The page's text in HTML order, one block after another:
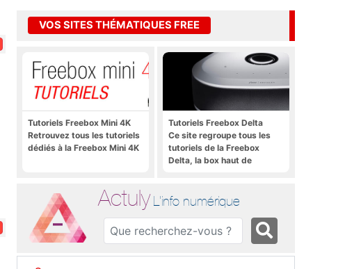
VOS SITES THÉMATIQUES FREE
Tutoriels Freebox Mini 4K
Retrouvez tous les tutoriels
dédiés à la Freebox Mini 4K
Tutoriels Freebox Delta
Ce site regroupe tous les
tutoriels de la Freebox
Delta, la box haut de
Actuly L'info numérique